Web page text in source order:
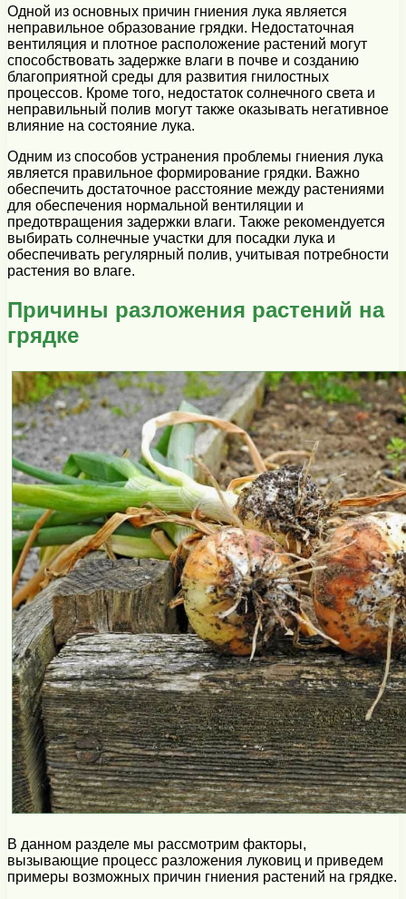
Одной из основных причин гниения лука является
неправильное образование грядки. Недостаточная
вентиляция и плотное расположение растений могут
способствовать задержке влаги в почве и созданию
благоприятной среды для развития гнилостных
процессов. Кроме того, недостаток солнечного света и
неправильный полив могут также оказывать негативное
влияние на состояние лука.
Одним из способов устранения проблемы гниения лука
является правильное формирование грядки. Важно
обеспечить достаточное расстояние между растениями
для обеспечения нормальной вентиляции и
предотвращения задержки влаги. Также рекомендуется
выбирать солнечные участки для посадки лука и
обеспечивать регулярный полив, учитывая потребности
растения во влаге.
Причины разложения растений на
грядке
В данном разделе мы рассмотрим факторы,
вызывающие процесс разложения луковиц и приведем
примеры возможных причин гниения растений на грядке.